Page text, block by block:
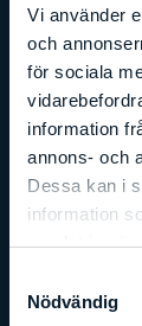
Vi använder
och
för sociala
information
annons- och
Dessa kan i
information
samlat in när
Nödvändig
Arbetshöjd:4,2m